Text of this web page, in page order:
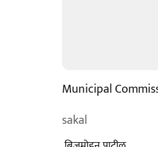
Municipal
sakal